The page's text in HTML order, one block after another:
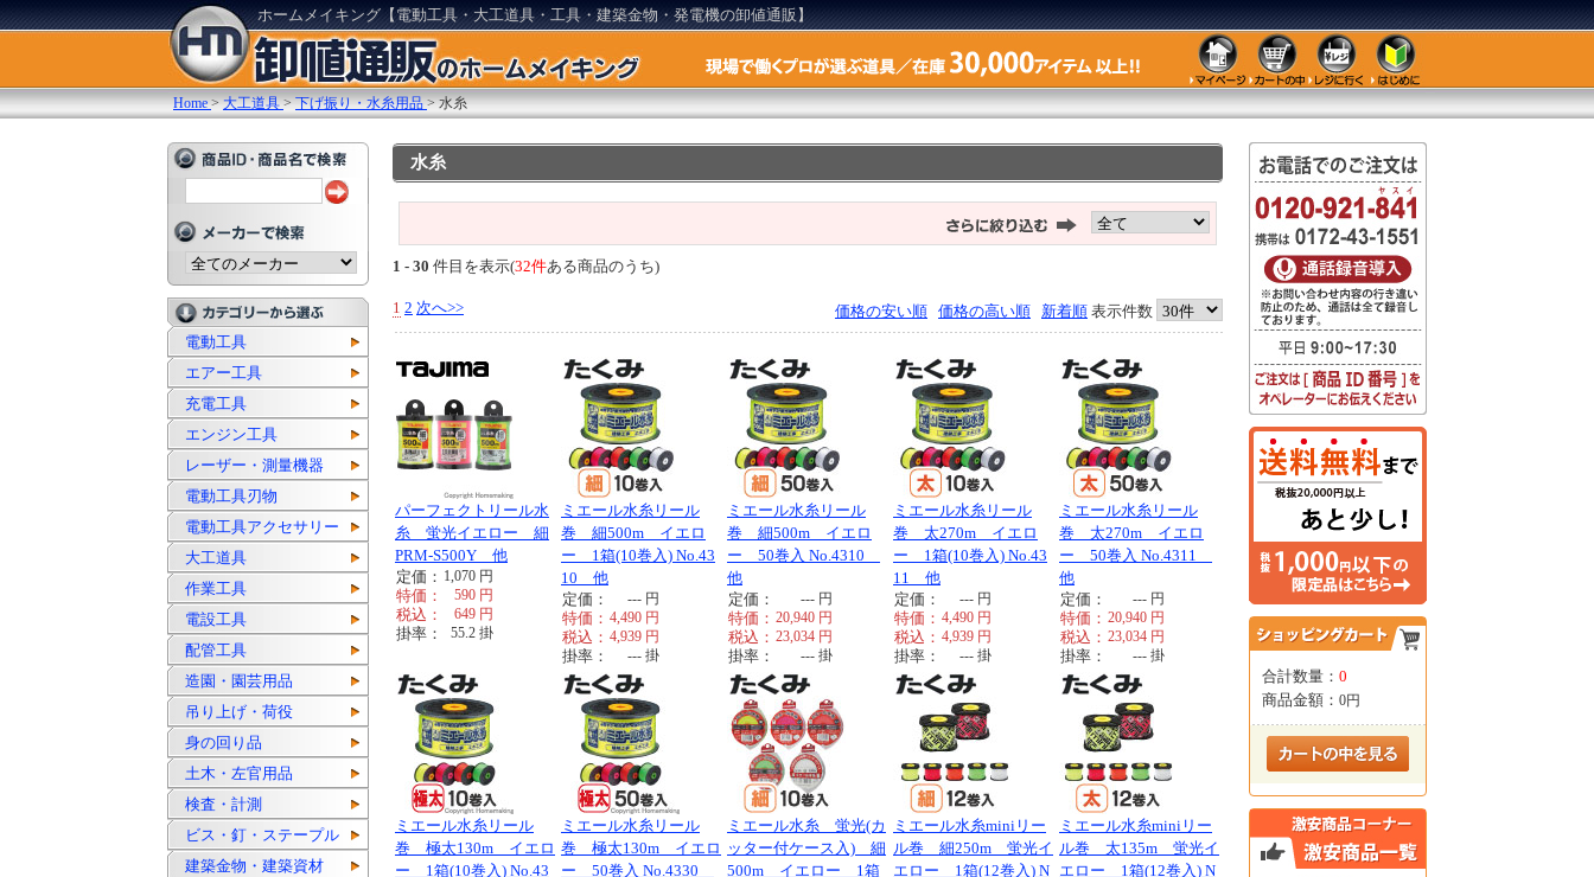
ホームメイキング【電動工具・大工道具・工具・建築金物・発電機の卸値通販】
Home >大工道具 >下げ振り・水糸用品 >水糸
電動工具
エアー工具
充電工具
エンジン工具
レーザー・測量機器
電動工具刃物
電動工具アクセサリー
大工道具
作業工具
電設工具
配管工具
造園・園芸用品
吊り上げ・荷役
身の回り品
土木・左官用品
検査・計測
ビス・釘・ステープル
建築金物・建築資材
水糸
1 - 30 件目を表示(32件ある商品のうち)
価格の安い順 価格の高い順 新着順 表示件数
1 2 次へ>>
パーフェクトリール水
糸 蛍光イエロー 細
PRM-S500Y 他
定価： 1,070 円
特価： 590 円
税込： 649 円
掛率： 55.2 掛
ミエール水糸リール
巻 細500m イエロ
ー 1箱(10巻入) No.43
10 他
定価：
--- 円
特価： 4,490 円
税込： 4,939 円
掛率： --- 掛
ミエール水糸リール
巻 細500m イエロ
ー 50巻入 No.4310
他
定価：
--- 円
特価： 20,940 円
税込： 23,034 円
掛率： --- 掛
ミエール水糸リール
巻 太270m イエロ
ー 1箱(10巻入) No.43
11 他
定価：
--- 円
特価： 4,490 円
税込： 4,939 円
掛率： --- 掛
ミエール水糸リール
巻 太270m イエロ
ー 50巻入 No.4311
他
定価：
--- 円
特価： 20,940 円
税込： 23,034 円
掛率： --- 掛
ミエール水糸リール
巻 極太130m イエロ
ー 1箱(10巻入) No.43
ミエール水糸リール
巻 極太130m イエロ
ー 50巻入 No.4330
ミエール水糸 蛍光(カ
ッター付ケース入) 細
500m イエロー 1箱
ミエール水糸miniリー
ル巻 細250m 蛍光イ
エロー 1箱(12巻入) N
ミエール水糸miniリー
ル巻 太135m 蛍光イ
エロー 1箱(12巻入) N
合計数量： 0
商品金額： 0円